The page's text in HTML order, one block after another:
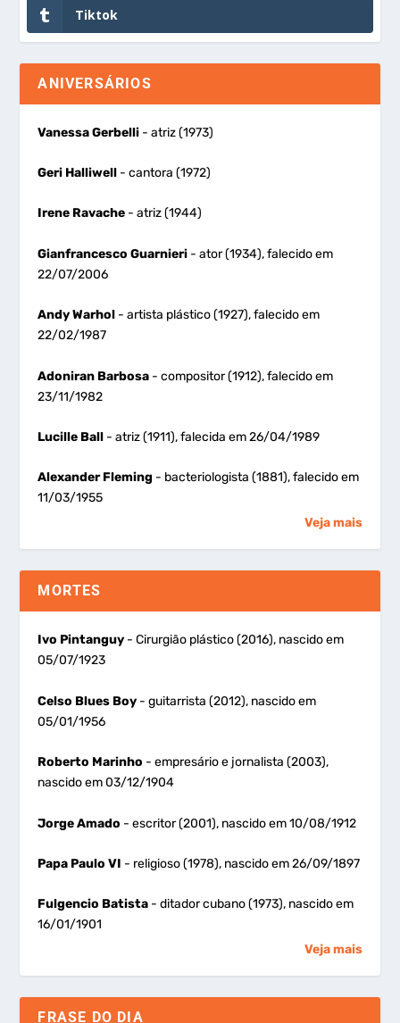
Tiktok
ANIVERSÁRIOS
Vanessa Gerbelli - atriz (1973)
Geri Halliwell - cantora (1972)
Irene Ravache - atriz (1944)
Gianfrancesco Guarnieri - ator (1934), falecido em
22/07/2006
Andy Warhol - artista plástico (1927), falecido em
22/02/1987
Adoniran Barbosa - compositor (1912), falecido em
23/11/1982
Lucille Ball - atriz (1911), falecida em 26/04/1989
Alexander Fleming - bacteriologista (1881), falecido em
11/03/1955
Veja mais
MORTES
Ivo Pintanguy - Cirurgião plástico (2016), nascido em
05/07/1923
Celso Blues Boy - guitarrista (2012), nascido em
05/01/1956
Roberto Marinho - empresário e jornalista (2003),
nascido em 03/12/1904
Jorge Amado - escritor (2001), nascido em 10/08/1912
Papa Paulo VI - religioso (1978), nascido em 26/09/1897
Fulgencio Batista - ditador cubano (1973), nascido em
16/01/1901
Veja mais
FRASE DO DIA